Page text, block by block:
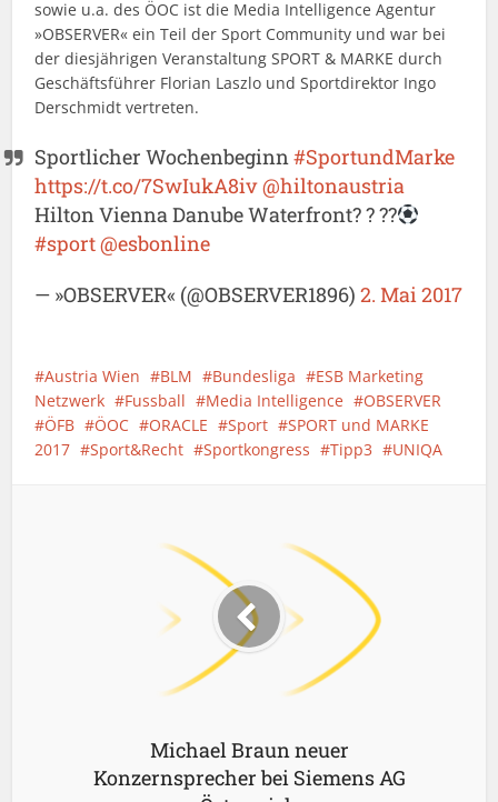
sowie u.a. des ÖOC ist die Media Intelligence Agentur
»OBSERVER« ein Teil der Sport Community und war bei
der diesjährigen Veranstaltung SPORT & MARKE durch
Geschäftsführer Florian Laszlo und Sportdirektor Ingo
Derschmidt vertreten.
Sportlicher Wochenbeginn#SportundMarke
https://t.co/7SwIukA8iv@hiltonaustria
Hilton Vienna Danube Waterfront? ? ??
#sport@esbonline
— »OBSERVER« (@OBSERVER1896)2. Mai 2017
Austria Wien BLM Bundesliga
ESB Marketing
Netzwerk
Fussball Media Intelligence
OBSERVER
ÖFB
ÖOC ORACLE Sport
SPORT und MARKE
2017
Sport&Recht Sportkongress Tipp3 UNIQA
Michael Braun neuer
Konzernsprecher bei Siemens AG